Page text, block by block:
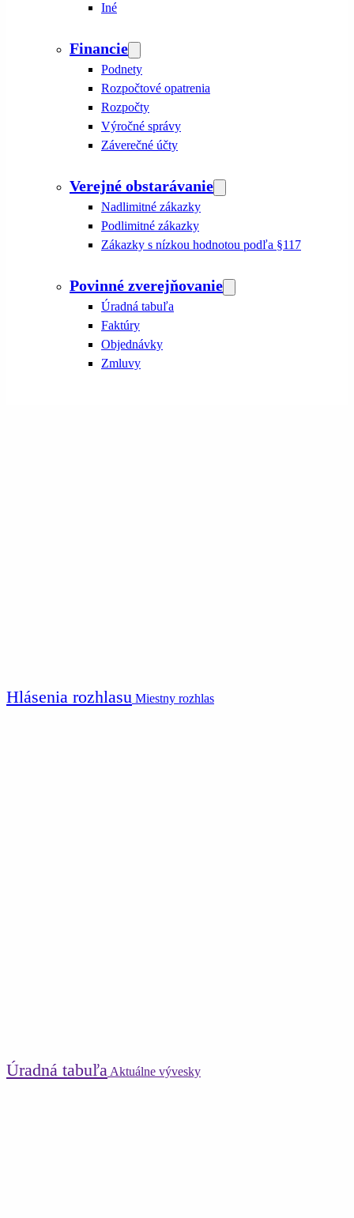
Iné
Financie
Podnety
Rozpočtové opatrenia
Rozpočty
Výročné správy
Záverečné účty
Verejné obstarávanie
Nadlimitné zákazky
Podlimitné zákazky
Zákazky s nízkou hodnotou podľa §117
Povinné zverejňovanie
Úradná tabuľa
Faktúry
Objednávky
Zmluvy
Hlásenia rozhlasu Miestny rozhlas
Úradná tabuľa Aktuálne vývesky